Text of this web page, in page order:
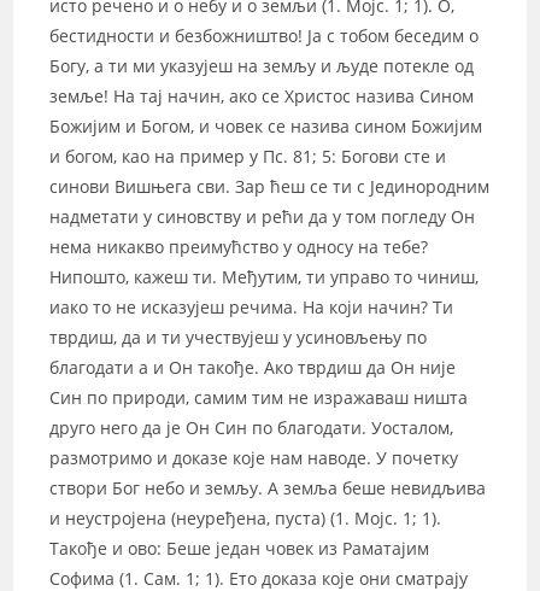
исто речено и о небу и о земљи (1. Мојс. 1; 1). О,
бестидности и безбожништво! Ја с тобом беседим о
Богу, а ти ми указујеш на земљу и људе потекле од
земље! На тај начин, ако се Христос назива Сином
Божијим и Богом, и човек се назива сином Божијим
и богом, као на пример у Пс. 81; 5: Богови сте и
синови Вишњега сви. Зар ћеш се ти с Јединородним
надметати у синовству и рећи да у том погледу Он
нема никакво преимућство у односу на тебе?
Нипошто, кажеш ти. Међутим, ти управо то чиниш,
иако то не исказујеш речима. На који начин? Ти
тврдиш, да и ти учествујеш у усиновљењу по
благодати а и Он такође. Ако тврдиш да Он није
Син по природи, самим тим не изражаваш ништа
друго него да је Он Син по благодати. Уосталом,
размотримо и доказе које нам наводе. У почетку
створи Бог небо и земљу. А земља беше невидљива
и неустројена (неуређена, пуста) (1. Мојс. 1; 1).
Такође и ово: Беше један човек из Раматајим
Софима (1. Сам. 1; 1). Ето доказа које они сматрају